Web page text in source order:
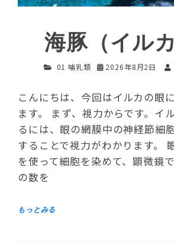
海豚（イル
01 哺乳類 2026年8月2日
こんにちは、今回はイルカの眼
ます。 まず、視力からです。イ
るには、眼の網膜中の神経節細
することで視力がわかります。
を使って細胞を染めて、顕微鏡
の数を